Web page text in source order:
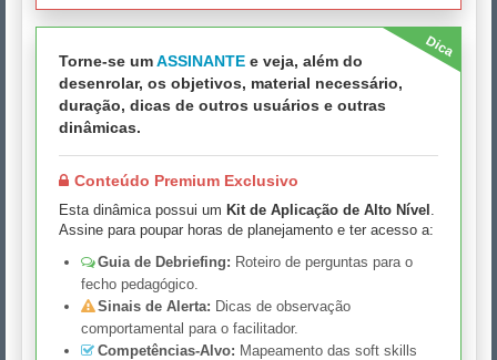
Dica
Torne-se umASSINANTE e veja, além do
desenrolar, os objetivos, material necessário,
duração, dicas de outros usuários e outras
dinâmicas.
Conteúdo Premium Exclusivo
Esta dinâmica possui um Kit de Aplicação de Alto Nível .
Assine para poupar horas de planejamento e ter acesso a:
Guia de Debriefing: Roteiro de perguntas para o
fecho pedagógico.
Sinais de Alerta: Dicas de observação
comportamental para o facilitador.
Competências-Alvo: Mapeamento das soft skills